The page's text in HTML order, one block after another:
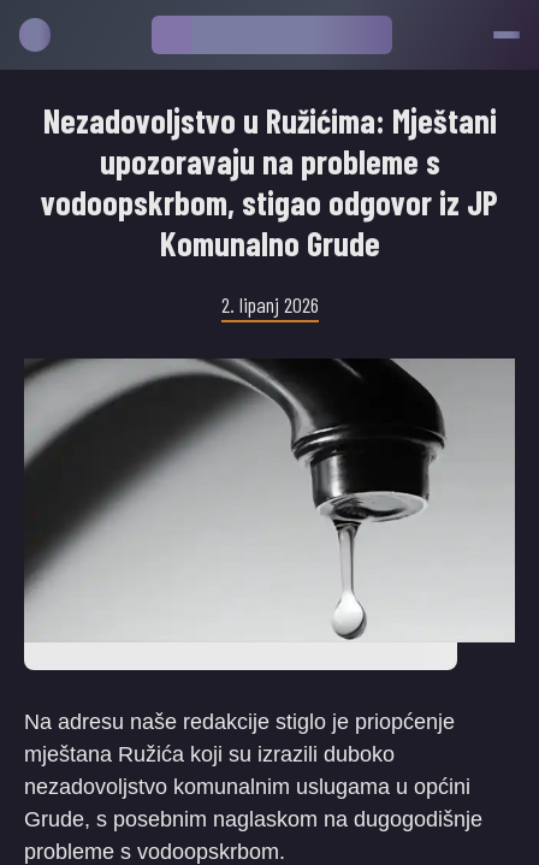
Nezadovoljstvo u Ružićima: Mještani
upozoravaju na probleme s
vodoopskrbom, stigao odgovor iz JP
Komunalno Grude
2. lipanj 2026
​Na adresu naše redakcije stiglo je priopćenje
mještana Ružića koji su izrazili duboko
nezadovoljstvo komunalnim uslugama u općini
Grude, s posebnim naglaskom na dugogodišnje
probleme s vodoopskrbom.